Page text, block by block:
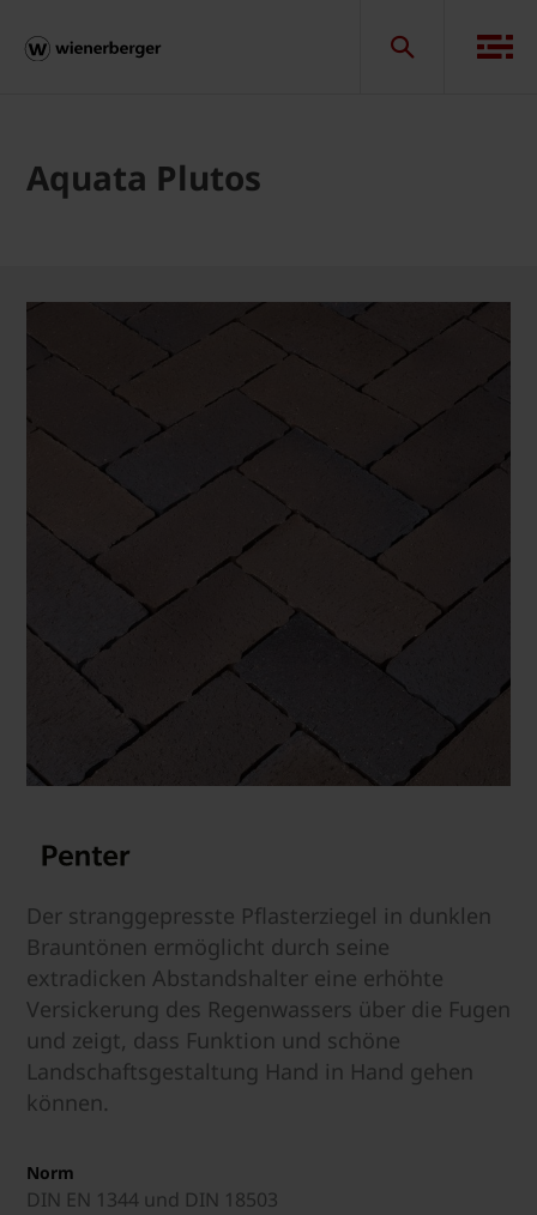
Aquata Plutos
Der stranggepresste Pflasterziegel in dunklen
Brauntönen ermöglicht durch seine
extradicken Abstandshalter eine erhöhte
Versickerung des Regenwassers über die Fugen
und zeigt, dass Funktion und schöne
Landschaftsgestaltung Hand in Hand gehen
können.
Norm
DIN EN 1344 und DIN 18503